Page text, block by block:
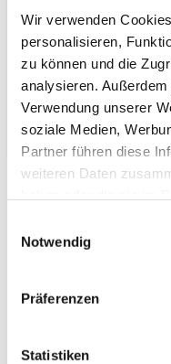
Wir verwenden
personalisieren,
zu können und die
analysieren.
Verwendung unserer
soziale Medien,
Partner führen diese
weiteren Daten
Notwendig
Präferenzen
Statistiken
Spezifikationen
Länge:
Breite:
Gewicht:
Verpackungs­volumen:
Zuletzt angesehen